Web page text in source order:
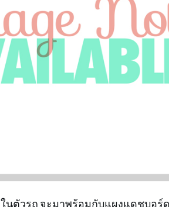
นตัวรถ จะมาพร้อมกับแผงแดชบอร์